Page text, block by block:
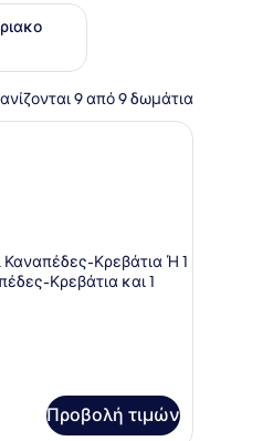
9το επόμενο σαββατοκύριακο
9 από 9 δωμάτια
ανοιχτή πόρτα.
με κουρτίνες.
χώρος τραπεζαρίας με ένα
Κρεβάτια Ή 1
Κρεβάτια και 1
Προβολή τιμών